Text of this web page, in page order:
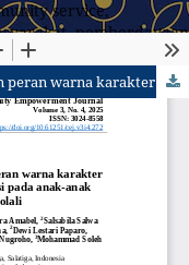
service,
pemberdayaan
Efektivitas film animasi Inside Out dan peran warna karakter dalam meningkatkan pemahaman emosi pada anak-anak TPA Desa Jelok Kab. Boyolali